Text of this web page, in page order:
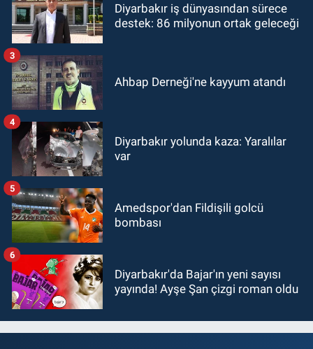
Diyarbakır iş dünyasından sürece
destek: 86 milyonun ortak geleceği
Ahbap Derneği'ne kayyum atandı
3
Diyarbakır yolunda kaza: Yaralılar
var
4
Amedspor'dan Fildişili golcü
bombası
5
Diyarbakır'da Bajar'ın yeni sayısı
yayında! Ayşe Şan çizgi roman oldu
6